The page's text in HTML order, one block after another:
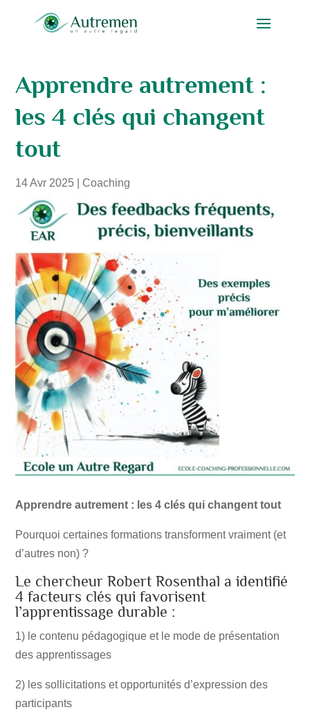
Apprendre autrement :
les 4 clés qui changent
tout
14 Avr 2025 Coaching
Apprendre autrement : les 4 clés qui changent tout
Pourquoi certaines formations transforment vraiment (et
d’autres non) ?
Le chercheur Robert Rosenthal a identifié
4 facteurs clés qui favorisent
l’apprentissage durable :
1) le contenu pédagogique et le mode de présentation
des apprentissages
2) les sollicitations et opportunités d’expression des
participants